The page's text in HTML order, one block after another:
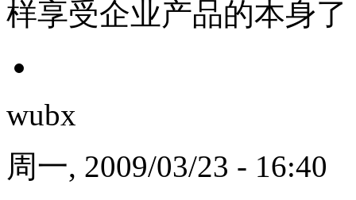
样享受企业产品的本身了
wubx
周一, 2009/03/23 - 16:40